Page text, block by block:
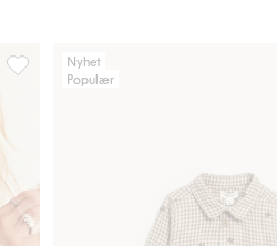
Cardigan med blomster fra
Nyhet
Populær